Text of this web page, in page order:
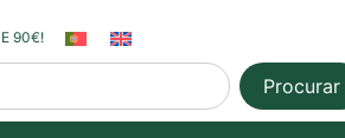
90€!
Procurar